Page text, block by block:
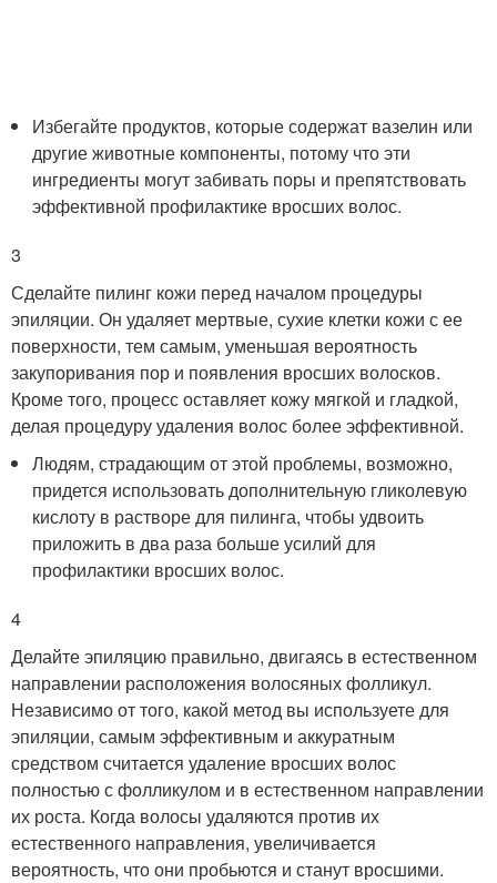
Избегайте продуктов, которые содержат вазелин или
другие животные компоненты, потому что эти
ингредиенты могут забивать поры и препятствовать
эффективной профилактике вросших волос.
3
Сделайте пилинг кожи перед началом процедуры
эпиляции. Он удаляет мертвые, сухие клетки кожи с ее
поверхности, тем самым, уменьшая вероятность
закупоривания пор и появления вросших волосков.
Кроме того, процесс оставляет кожу мягкой и гладкой,
делая процедуру удаления волос более эффективной.
Людям, страдающим от этой проблемы, возможно,
придется использовать дополнительную гликолевую
кислоту в растворе для пилинга, чтобы удвоить
приложить в два раза больше усилий для
профилактики вросших волос.
4
Делайте эпиляцию правильно, двигаясь в естественном
направлении расположения волосяных фолликул.
Независимо от того, какой метод вы используете для
эпиляции, самым эффективным и аккуратным
средством считается удаление вросших волос
полностью с фолликулом и в естественном направлении
их роста. Когда волосы удаляются против их
естественного направления, увеличивается
вероятность, что они пробьются и станут вросшими.